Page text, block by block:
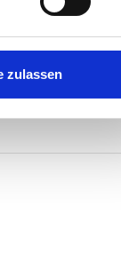
zulassen